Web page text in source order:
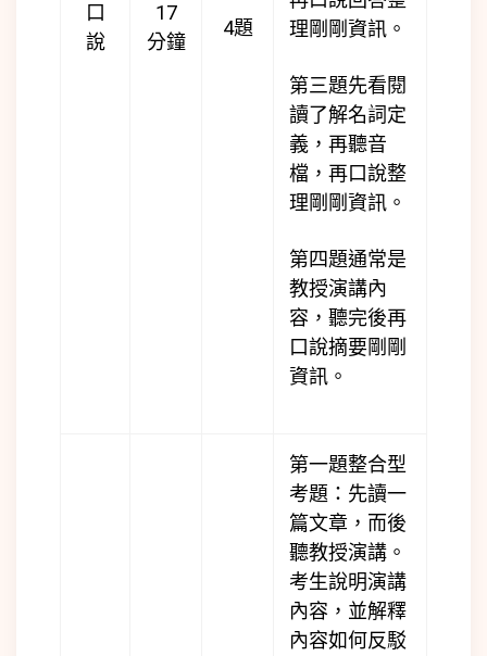
口
說
17
分鐘
4題
理剛剛資訊。
第三題先看閱
讀了解名詞定
義，再聽音
檔，再口說整
理剛剛資訊。
第四題通常是
教授演講內
容，聽完後再
口說摘要剛剛
資訊。
第一題整合型
考題：先讀一
篇文章，而後
聽教授演講。
考生說明演講
內容，並解釋
內容如何反駁